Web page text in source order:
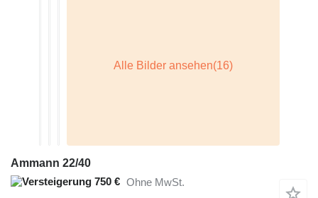
Ammann 22/40
750 € Ohne MwSt.